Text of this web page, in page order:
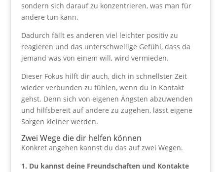
sondern sich darauf zu konzentrieren, was man für
andere tun kann.
Dadurch fällt es anderen viel leichter positiv zu
reagieren und das unterschwellige Gefühl, dass da
jemand was von einem will, wird vermieden.
Dieser Fokus hilft dir auch, dich in schnellster Zeit
wieder verbunden zu fühlen, wenn du in Kontakt
gehst. Denn sich von eigenen Ängsten abzuwenden
und hilfsbereit auf andere zu zugehen, lässt eigene
Sorgen kleiner werden.
Zwei Wege die dir helfen können
Konkret angehen kannst du das auf zwei Wegen.
1. Du kannst deine Freundschaften und Kontakte